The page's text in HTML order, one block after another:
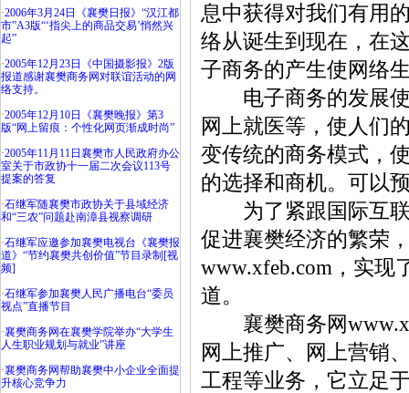
·2006年3月24日《襄樊日报》“汉江都
市”A3版“‘指尖上的商品交易’悄然兴
起”
·2005年12月23日《中国摄影报》2版
报道感谢襄樊商务网对联谊活动的网
络支持。
·2005年12月10日《襄樊晚报》第3
版“网上留痕：个性化网页渐成时尚”
·2005年11月11日襄樊市人民政府办公
室关于市政协十一届二次会议113号
提案的答复
·石继军随襄樊市政协关于县域经济
和“三农”问题赴南漳县视察调研
·石继军应邀参加襄樊电视台《襄樊报
道》“节约襄樊共创价值”节目录制[视
频]
·石继军参加襄樊人民广播电台“委员
视点”直播节目
·襄樊商务网在襄樊学院举办“大学生
人生职业规划与就业”讲座
·襄樊商务网帮助襄樊中小企业全面提
升核心竞争力
息中获得对我们有用
络从诞生到现在，在
子商务的产生使网络
电子商务的发展使
网上就医等，使人们
变传统的商务模式，
的选择和商机。可以
为了紧跟国际互联
促进襄樊经济的繁荣
www.xfeb.com，实现
道。
襄樊商务网
网上推广、网上营销
工程等业务，它立足